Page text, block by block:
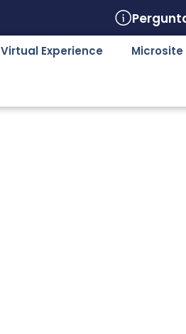
Virtual Experience Microsite